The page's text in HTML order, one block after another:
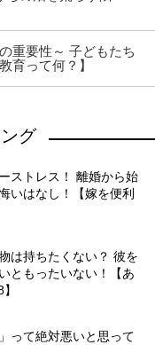
重要性～ 子どもたち
育って何？】
グ
ストレス！ 離婚から始
いはなし！【嫁を便利
は持ちたくない？ 彼を
ともったいない！【あ
って絶対悪いと思って